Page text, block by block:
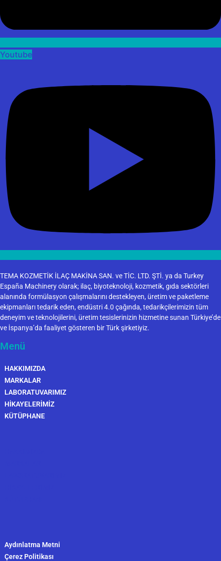
Youtube
TEMA KOZMETİK İLAÇ MAKİNA SAN. ve TİC. LTD. ŞTİ. ya da Turkey
España Machinery olarak; ilaç, biyoteknoloji, kozmetik, gıda sektörleri
alanında formülasyon çalışmalarını destekleyen, üretim ve paketleme
ekipmanları tedarik eden, endüstri 4.0 çağında, tedarikçilerimizin tüm
deneyim ve teknolojilerini, üretim tesislerinizin hizmetine sunan Türkiye’de
ve İspanya’da faaliyet gösteren bir Türk şirketiyiz.
Menü
HAKKIMIZDA
MARKALAR
LABORATUVARIMIZ
HİKAYELERİMİZ
KÜTÜPHANE
Aydınlatma Metni
Çerez Politikası